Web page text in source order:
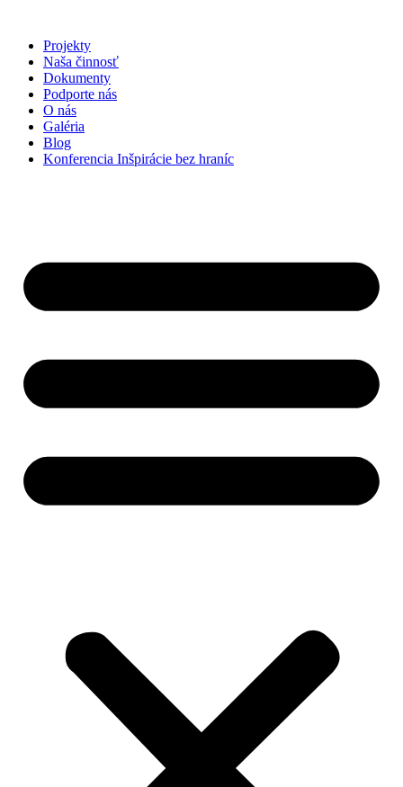
obsah
Projekty
Naša činnosť
Dokumenty
Podporte nás
O nás
Galéria
Blog
Konferencia Inšpirácie bez hraníc